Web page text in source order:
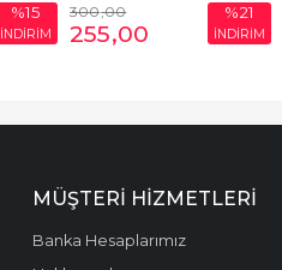
%15
İNDİRİM
300,00
255,00
%21
İNDİRİM
MÜŞTERI HIZMETLERI
Banka Hesaplarımız